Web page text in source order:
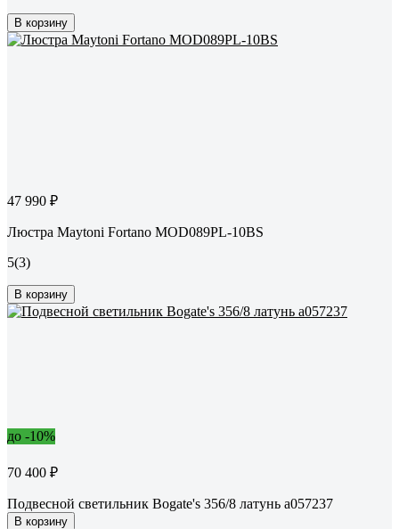
В корзину
47 990 ₽
Люстра Maytoni Fortano MOD089PL-10BS
5(3)
В корзину
до -10%
70 400 ₽
Подвесной светильник Bogate's 356/8 латунь a057237
В корзину